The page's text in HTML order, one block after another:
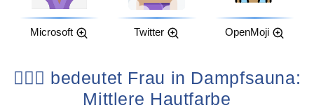
Microsoft Twitter OpenMoji
🧖🏽‍♀️ bedeutet Frau in Dampfsauna:
Mittlere Hautfarbe